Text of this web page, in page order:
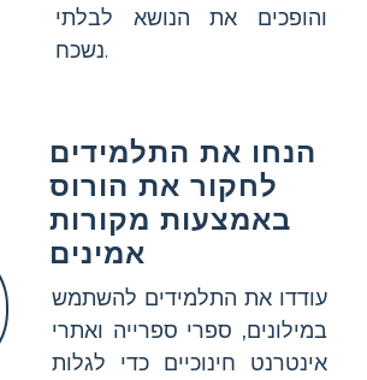
והופכים את הנושא לבלתי
נשכח.
הנחו את התלמידים
לחקור את הורוס
באמצעות מקורות
אמינים
עודדו את התלמידים להשתמש
במילונים, ספרי ספרייה ואתרי
אינטרנט חינוכיים כדי לגלות